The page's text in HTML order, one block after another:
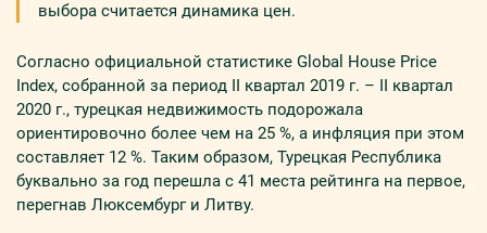
выбора считается динамика цен.
Согласно официальной статистике Global House Price
Index, собранной за период ІІ квартал 2019 г. – ІІ квартал
2020 г., турецкая недвижимость подорожала
ориентировочно более чем на 25 %, а инфляция при этом
составляет 12 %. Таким образом, Турецкая Республика
буквально за год перешла с 41 места рейтинга на первое,
перегнав Люксембург и Литву.